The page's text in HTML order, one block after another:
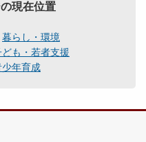
現在位置
暮らし・環境
も・若者支援
年育成